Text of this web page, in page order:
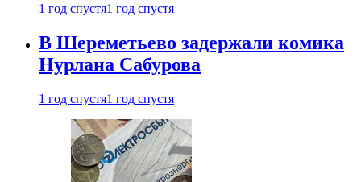
1 год спустя1 год спустя
В Шереметьево задержали комика
Нурлана Сабурова
1 год спустя1 год спустя